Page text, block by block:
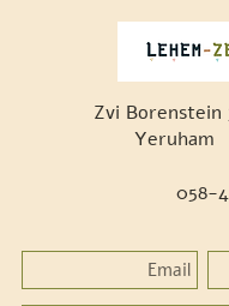
Zvi Borenstein
Yeruham
058-